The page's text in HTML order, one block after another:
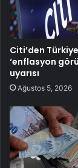
Citi’den
‘enflasyon
uyarısı
Ağustos 5, 2026